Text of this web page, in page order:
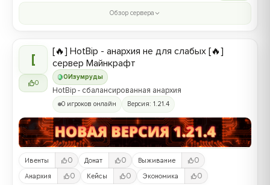
Обзор сервера
[
0
0 Изумруды
[🔥] HotBip - анархия не для слабых [🔥]
сервер Майнкрафт
HotBip - сбалансированная анархия
0 игроков онлайн Версия: 1.21.4
Ивенты 0 Донат 0 Выживание 0
Анархия 0 Кейсы 0 Экономика 0